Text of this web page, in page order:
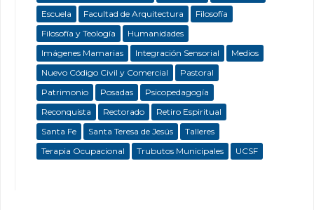
Escuela
Facultad de Arquitectura
Filosofía
Filosofía y Teología
Humanidades
Imágenes Mamarias
Integración Sensorial
Medios
Nuevo Código Civil y Comercial
Pastoral
Patrimonio
Posadas
Psicopedagogía
Reconquista
Rectorado
Retiro Espiritual
Santa Fe
Santa Teresa de Jesús
Talleres
Terapia Ocupacional
Trubutos Municipales UCSF